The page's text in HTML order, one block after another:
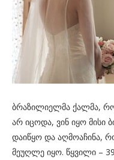
ბრაზილიელმა ქალმა,
არ იცოდა, ვინ იყო მისი
დაიწყო და აღმოაჩინა,
მეუღლე იყო. წყვილი –